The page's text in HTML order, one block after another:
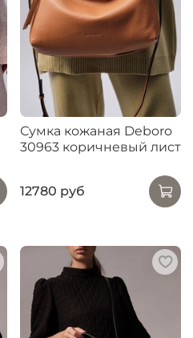
Сумка кожаная Deboro
30963 коричневый лист
12780 руб